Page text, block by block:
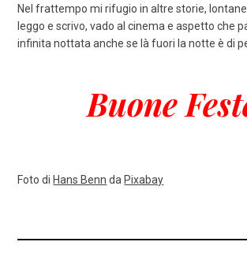
Nel frattempo mi rifugio in altre storie,
leggo e scrivo, vado al cinema e aspetto che
infinita nottata anche se là fuori la notte è di
Buone
Foto di Hans Benn da Pixabay